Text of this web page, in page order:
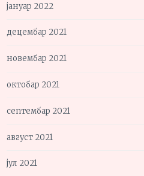
јануар 2022
децембар 2021
новембар 2021
октобар 2021
септембар 2021
август 2021
јул 2021